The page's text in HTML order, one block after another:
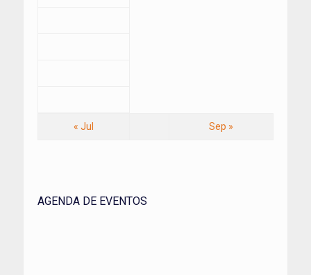
« Jul Sep »
AGENDA DE EVENTOS